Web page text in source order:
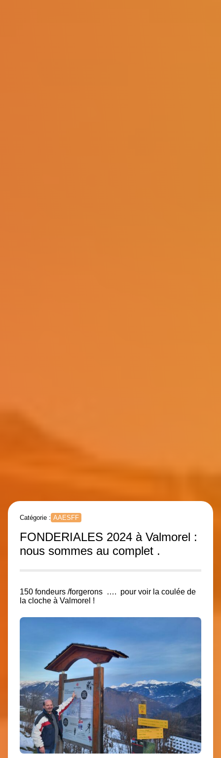
Catégorie : AAESFF
FONDERIALES 2024 à Valmorel :
nous sommes au complet .
150 fondeurs /forgerons …. pour voir la coulée de
la cloche à Valmorel !